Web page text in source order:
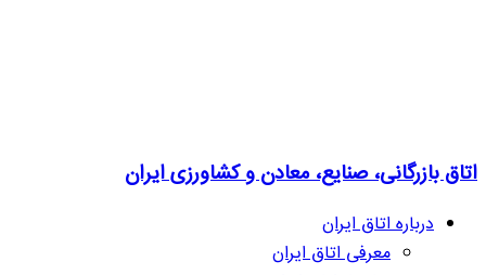
اتاق بازرگانی، صنایع، معادن و کشاورزی ایران
درباره اتاق ایران
معرفی اتاق ایران